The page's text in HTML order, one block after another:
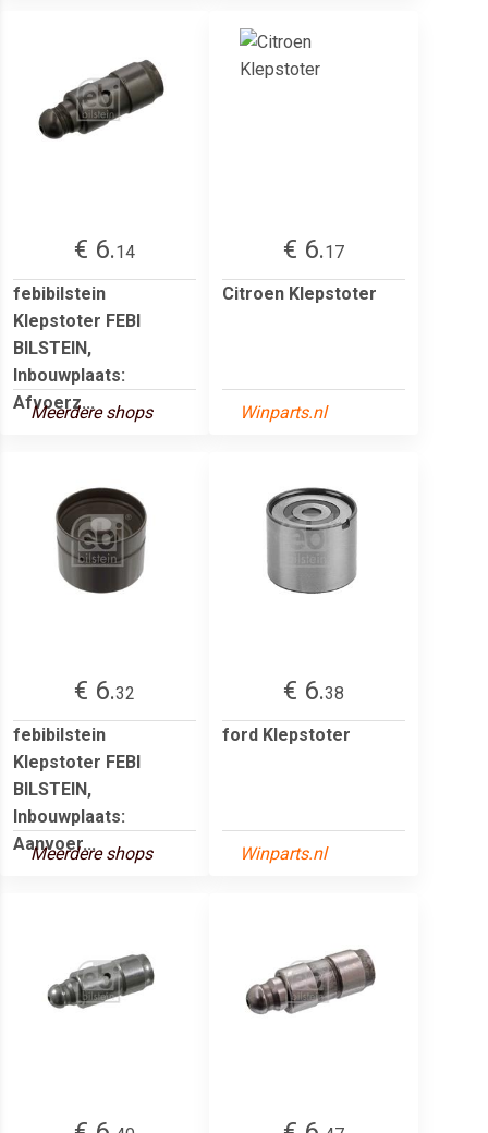
€ 6.14
febibilstein
Klepstoter FEBI
BILSTEIN,
Inbouwplaats:
Afvoerz...
Meerdere shops
€ 6.17
Citroen Klepstoter
Winparts.nl
€ 6.32
febibilstein
Klepstoter FEBI
BILSTEIN,
Inbouwplaats:
Aanvoer...
Meerdere shops
€ 6.38
ford Klepstoter
Winparts.nl